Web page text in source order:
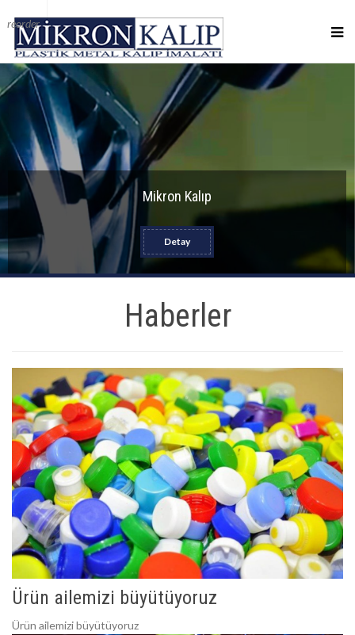
reorder
Mikron Kalıp
Detay
Haberler
Ürün ailemizi büyütüyoruz
Ürün ailemizi büyütüyoruz